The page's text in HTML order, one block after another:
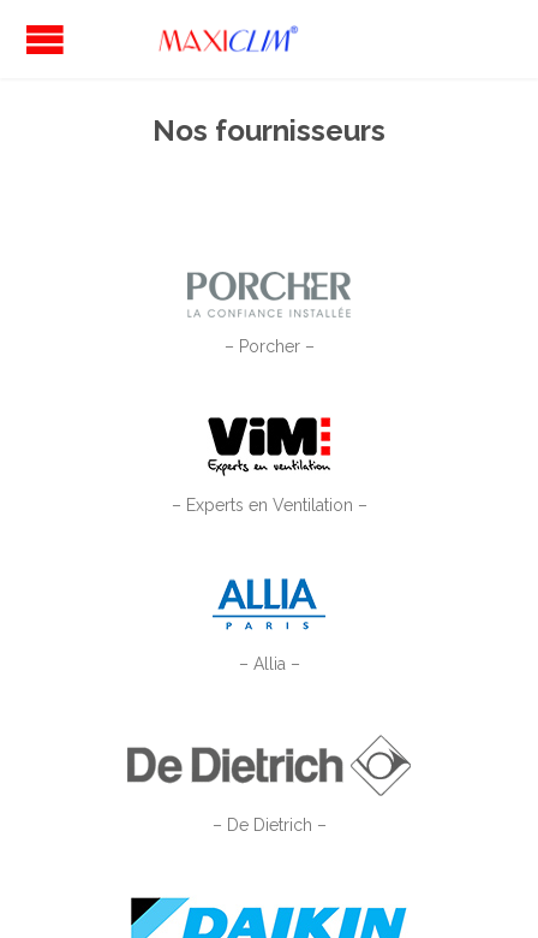
Nos fournisseurs
– Porcher –
– Experts en Ventilation –
– Allia –
– De Dietrich –